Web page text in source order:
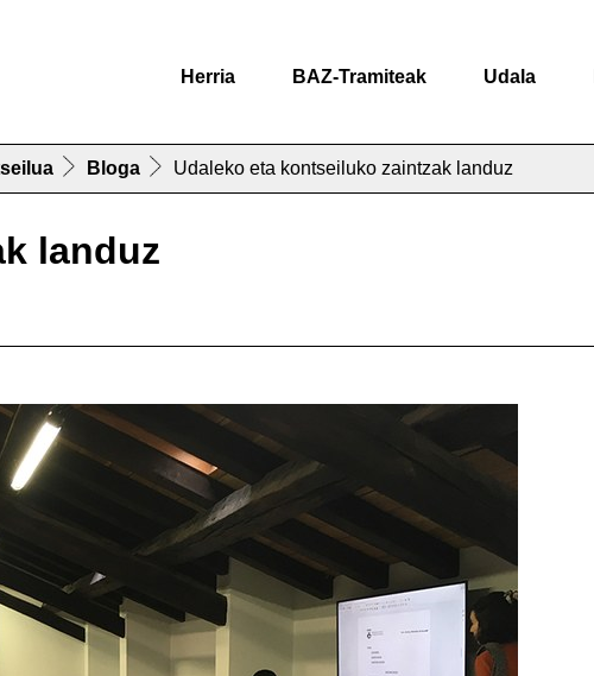
Herria BAZ-Tramiteak Udala
Bloga Udaleko eta kontseiluko zaintzak landuz
landuz